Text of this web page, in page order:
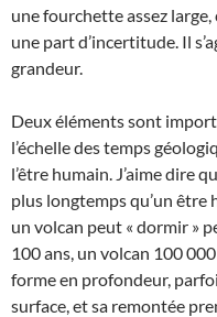
une fourchette assez
une part d’incertitude. Il
grandeur.
Deux éléments sont
l’échelle des temps
l’être humain. J’aime dire
plus longtemps qu’un
un volcan peut « dormir »
100 ans, un volcan 100
forme en profondeur,
surface, et sa remontée